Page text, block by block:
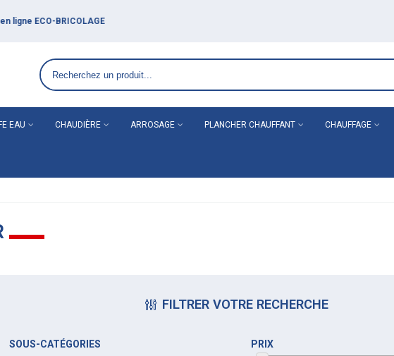
BRICOLAGE
EAU CHAUDIÈRE ARROSAGE PLANCHER CHAUFFANT CHAUFFAGE
FILTRER VOTRE RECHERCHE
SOUS-CATÉGORIES
PRIX